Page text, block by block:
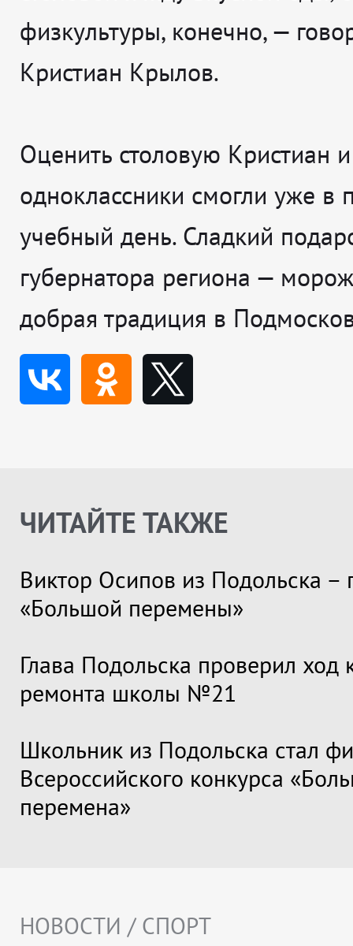
физкультуры, конечно, —
Кристиан Крылов.
Оценить столовую Кристиан
одноклассники смогли уже в
учебный день. Сладкий
губернатора региона —
добрая традиция в
ЧИТАЙТЕ ТАКЖЕ
Виктор Осипов из Подольска –
«Большой перемены»
Глава Подольска проверил ход
ремонта школы №21
Школьник из Подольска стал
Всероссийского конкурса
перемена»
НОВОСТИ / СПОРТ